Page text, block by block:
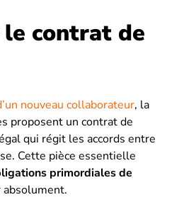
le contrat de
nouveau collaborateur, la
proposent un contrat de
qui régit les accords entre
Cette pièce essentielle
primordiales de